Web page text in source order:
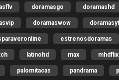
doramasgo doramashd
doramaswow doramasyt
estrenosdoramas
latinohd max mhdflix
palomitacas pandrama